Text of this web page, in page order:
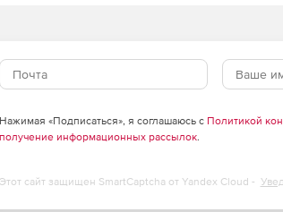
Нажимая «Подписаться», я соглашаюсь с Политикой
получение информационных рассылок.
Этот сайт защищен SmartCaptcha от Yandex Cloud -